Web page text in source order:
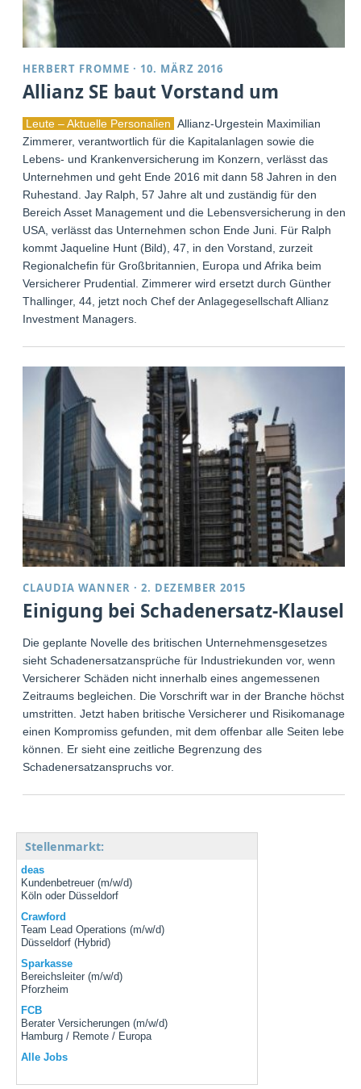
HERBERT FROMME · 10. MÄRZ 2016
Allianz SE baut Vorstand um
Leute – Aktuelle Personalien Allianz-Urgestein Maximilian
Zimmerer, verantwortlich für die Kapitalanlagen sowie die
Lebens- und Krankenversicherung im Konzern, verlässt das
Unternehmen und geht Ende 2016 mit dann 58 Jahren in den
Ruhestand. Jay Ralph, 57 Jahre alt und zuständig für den
Bereich Asset Management und die Lebensversicherung in den
USA, verlässt das Unternehmen schon Ende Juni. Für Ralph
kommt Jaqueline Hunt (Bild), 47, in den Vorstand, zurzeit
Regionalchefin für Großbritannien, Europa und Afrika beim
Versicherer Prudential. Zimmerer wird ersetzt durch Günther
Thallinger, 44, jetzt noch Chef der Anlagegesellschaft Allianz
Investment Managers.
CLAUDIA WANNER ·2. DEZEMBER 2015
Einigung bei Schadenersatz-Klausel
Die geplante Novelle des britischen Unternehmensgesetzes
sieht Schadenersatzansprüche für Industriekunden vor, wenn
Versicherer Schäden nicht innerhalb eines angemessenen
Zeitraums begleichen. Die Vorschrift war in der Branche höchst
umstritten. Jetzt haben britische Versicherer und Risikomanager
einen Kompromiss gefunden, mit dem offenbar alle Seiten leben
können. Er sieht eine zeitliche Begrenzung des
Schadenersatzanspruchs vor.
Stellenmarkt:
deas
Kundenbetreuer (m/w/d)
Köln oder Düsseldorf
Crawford
Team Lead Operations (m/w/d)
Düsseldorf (Hybrid)
Sparkasse
Bereichsleiter (m/w/d)
Pforzheim
FCB
Berater Versicherungen (m/w/d)
Hamburg / Remote / Europa
Alle Jobs